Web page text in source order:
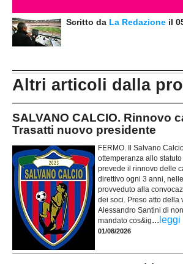
Scritto da La Redazione il
Altri articoli dalla
SALVANO CALCIO. Rinnovo
Trasatti nuovo presidente
FERMO. Il Salvano
ottemperanza allo
prevede il rinnovo delle
direttivo ogni 3 anni,
provveduto alla
dei soci. Preso atto della
Alessandro Santini di
mandato cos&ig... leggi
01/08/2026